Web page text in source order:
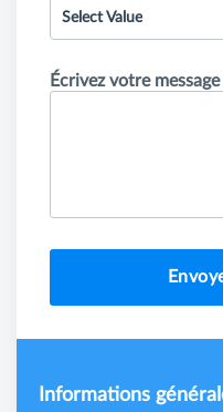
Select Value
Écrivez votre
Informations